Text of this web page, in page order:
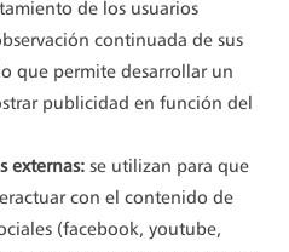
de los usuarios
continuada de sus
que permite desarrollar un
publicidad en función del
externas: se utilizan para que
con el contenido de
(facebook, youtube,